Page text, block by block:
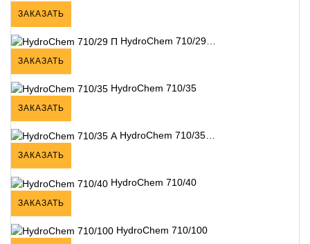
ЗАКАЗАТЬ
HydroChem 710/29…
ЗАКАЗАТЬ
HydroChem 710/35
ЗАКАЗАТЬ
HydroChem 710/35…
ЗАКАЗАТЬ
HydroChem 710/40
ЗАКАЗАТЬ
HydroChem 710/100